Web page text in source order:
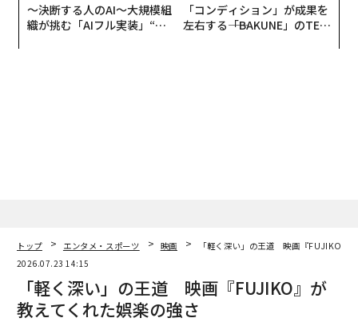
〜決断する人のAI〜大規模組
織が挑む「AIフル実装」“使
「コンディション」が成果を
左右する――「BAKUNE」のTEN
トップ エンタメ・スポーツ 映画
「軽く深い」の王道 映画『FUJIKO』
2026.07.23 14:15
「軽く深い」の王道 映画『FUJIKO』が
教えてくれた娯楽の強さ